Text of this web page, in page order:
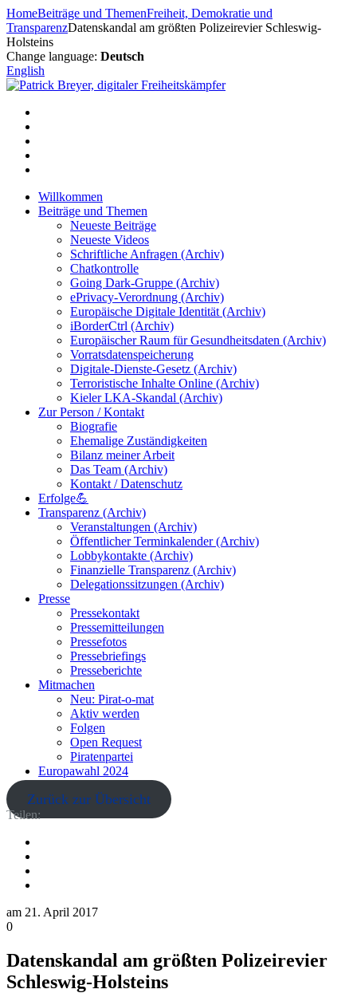
Zum
Inhalt
springen
HomeBeiträge und ThemenFreiheit, Demokratie und
TransparenzDatenskandal am größten Polizeirevier Schleswig-
Holsteins
Change language: Deutsch
English
Willkommen
Beiträge und Themen
Neueste Beiträge
Neueste Videos
Schriftliche Anfragen (Archiv)
Chatkontrolle
Going Dark-Gruppe (Archiv)
ePrivacy-Verordnung (Archiv)
Europäische Digitale Identität (Archiv)
iBorderCtrl (Archiv)
Europäischer Raum für Gesundheitsdaten (Archiv)
Vorratsdatenspeicherung
Digitale-Dienste-Gesetz (Archiv)
Terroristische Inhalte Online (Archiv)
Kieler LKA-Skandal (Archiv)
Zur Person / Kontakt
Biografie
Ehemalige Zuständigkeiten
Bilanz meiner Arbeit
Das Team (Archiv)
Kontakt / Datenschutz
Erfolge💪
Transparenz (Archiv)
Veranstaltungen (Archiv)
Öffentlicher Terminkalender (Archiv)
Lobbykontakte (Archiv)
Finanzielle Transparenz (Archiv)
Delegationssitzungen (Archiv)
Presse
Pressekontakt
Pressemitteilungen
Pressefotos
Pressebriefings
Presseberichte
Mitmachen
Neu: Pirat-o-mat
Aktiv werden
Folgen
Open Request
Piratenpartei
Europawahl 2024
Zurück zur Übersicht
Teilen:
am 21. April 2017
0
Datenskandal am größten Polizeirevier
Schleswig-Holsteins